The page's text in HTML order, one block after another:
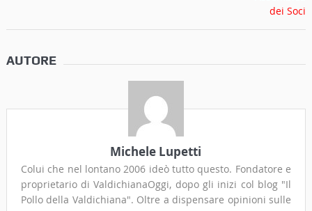
AUTORE
Michele Lupetti
Colui che nel lontano 2006 ideò tutto questo. Fondatore e
proprietario di ValdichianaOggi, dopo gli inizi col blog "Il
Pollo della Valdichiana". Oltre a dispensare opinioni sulle